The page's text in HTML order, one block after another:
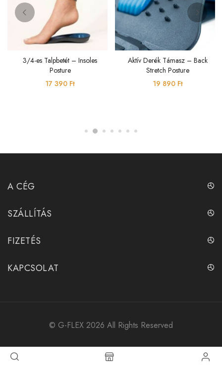
3/4-es Talpbetét – Insoles
Posture
17 390 Ft
Aktív Derék Támasz – Back
Stretch Posture
19 890 Ft
A CÉG
SZÁLLÍTÁS
FIZETÉS
KAPCSOLAT
© G-FLEX 2026 All Rights Reserved